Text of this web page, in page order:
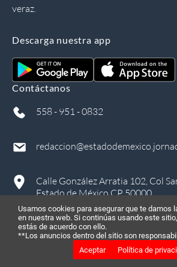
in
veraz.
Descarga nuestra app
Contáctanos
558 - 951 - 0832
Calle González Arratia 102, Col
Estado de México CP 50000
2026, Todos los derechos
Usamos cookies para asegurar que te damos
en nuestra web. Si continúas usando este
estás de acuerdo con ello.
**Los anuncios dentro del sitio son
Aceptar
Política de